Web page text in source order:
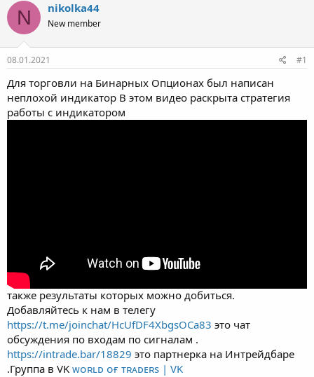
м
ы
а
л
N nikolka44
New member
08.01.2021 #1
Для торговли на Бинарных Опционах был написан
неплохой индикатор В этом видео раскрыта стратегия
работы с индикатором
также результаты которых можно добиться.
Добавляйтесь к нам в телегу
https://t.me/joinchat/HcUfDF4XbgsOCa83 это чат
обсуждения по входам по сигналам .
https://intrade.bar/18829 это партнерка на Интрейдбаре
.Группа в VK ︋︋︋︋︋︋︋ᴡᴏʀʟᴅ ᴏғ ᴛʀᴀᴅᴇʀs | VK